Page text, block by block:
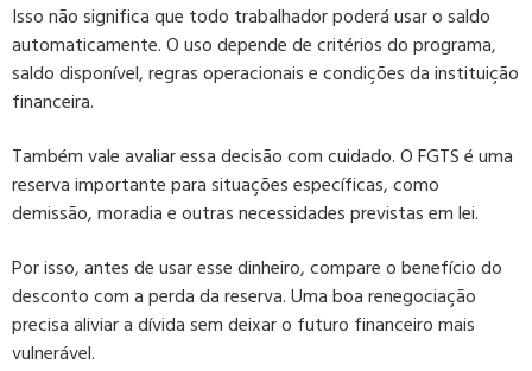
Isso não significa que todo trabalhador poderá usar o saldo
automaticamente. O uso depende de critérios do programa,
saldo disponível, regras operacionais e condições da instituição
financeira.
Também vale avaliar essa decisão com cuidado. O FGTS é uma
reserva importante para situações específicas, como
demissão, moradia e outras necessidades previstas em lei.
Por isso, antes de usar esse dinheiro, compare o benefício do
desconto com a perda da reserva. Uma boa renegociação
precisa aliviar a dívida sem deixar o futuro financeiro mais
vulnerável.